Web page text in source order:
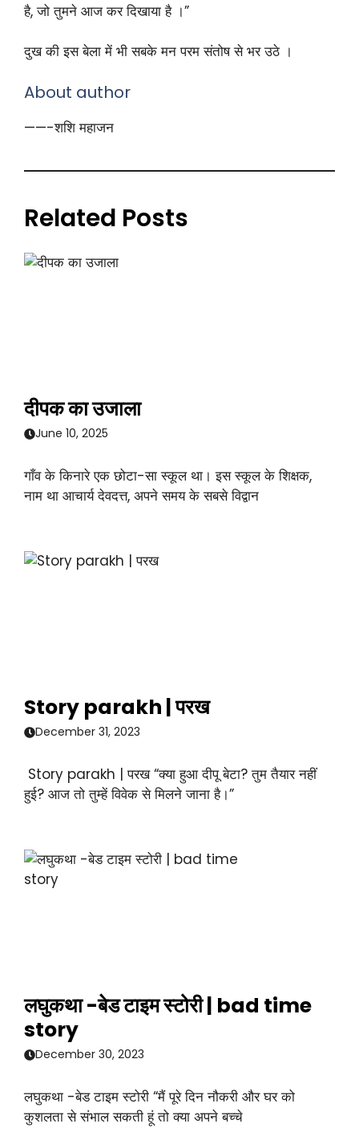
है, जो तुमने आज कर दिखाया है ।”
दुख की इस बेला में भी सबके मन परम संतोष से भर उठे ।
About author
——-शशि महाजन
Related Posts
दीपक का उजाला
June 10, 2025
गाँव के किनारे एक छोटा-सा स्कूल था। इस स्कूल के शिक्षक,
नाम था आचार्य देवदत्त, अपने समय के सबसे विद्वान
Story parakh | परख
December 31, 2023
Story parakh | परख “क्या हुआ दीपू बेटा? तुम तैयार नहीं
हुई? आज तो तुम्हें विवेक से मिलने जाना है।”
लघुकथा -बेड टाइम स्टोरी | bad time
story
December 30, 2023
लघुकथा -बेड टाइम स्टोरी “मैं पूरे दिन नौकरी और घर को
कुशलता से संभाल सकती हूं तो क्या अपने बच्चे